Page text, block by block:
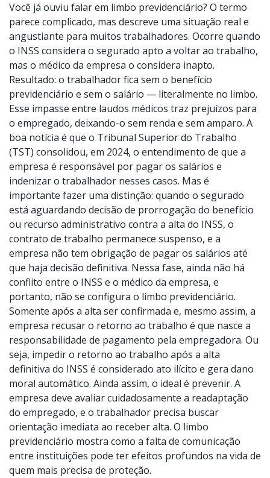
Você já ouviu falar em limbo previdenciário? O termo
parece complicado, mas descreve uma situação real e
angustiante para muitos trabalhadores. Ocorre quando
o INSS considera o segurado apto a voltar ao trabalho,
mas o médico da empresa o considera inapto.
Resultado: o trabalhador fica sem o benefício
previdenciário e sem o salário — literalmente no limbo.
Esse impasse entre laudos médicos traz prejuízos para
o empregado, deixando-o sem renda e sem amparo. A
boa notícia é que o Tribunal Superior do Trabalho
(TST) consolidou, em 2024, o entendimento de que a
empresa é responsável por pagar os salários e
indenizar o trabalhador nesses casos. Mas é
importante fazer uma distinção: quando o segurado
está aguardando decisão de prorrogação do benefício
ou recurso administrativo contra a alta do INSS, o
contrato de trabalho permanece suspenso, e a
empresa não tem obrigação de pagar os salários até
que haja decisão definitiva. Nessa fase, ainda não há
conflito entre o INSS e o médico da empresa, e
portanto, não se configura o limbo previdenciário.
Somente após a alta ser confirmada e, mesmo assim, a
empresa recusar o retorno ao trabalho é que nasce a
responsabilidade de pagamento pela empregadora. Ou
seja, impedir o retorno ao trabalho após a alta
definitiva do INSS é considerado ato ilícito e gera dano
moral automático. Ainda assim, o ideal é prevenir. A
empresa deve avaliar cuidadosamente a readaptação
do empregado, e o trabalhador precisa buscar
orientação imediata ao receber alta. O limbo
previdenciário mostra como a falta de comunicação
entre instituições pode ter efeitos profundos na vida de
quem mais precisa de proteção.